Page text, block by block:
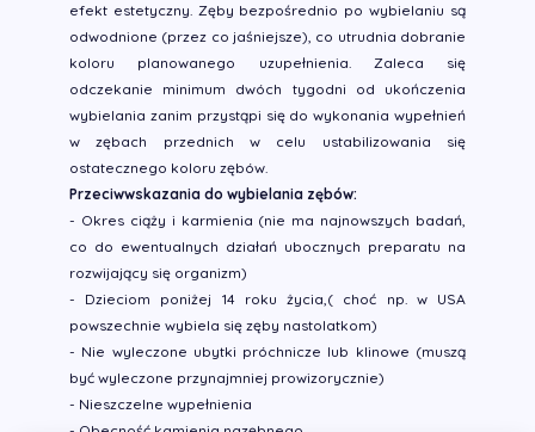
efekt estetyczny. Zęby bezpośrednio po wybielaniu są
odwodnione (przez co jaśniejsze), co utrudnia dobranie
koloru planowanego uzupełnienia. Zaleca się
odczekanie minimum dwóch tygodni od ukończenia
wybielania zanim przystąpi się do wykonania wypełnień
w zębach przednich w celu ustabilizowania się
ostatecznego koloru zębów.
Przeciwwskazania do wybielania zębów:
- Okres ciąży i karmienia (nie ma najnowszych badań,
co do ewentualnych działań ubocznych preparatu na
rozwijający się organizm)
- Dzieciom poniżej 14 roku życia,( choć np. w USA
powszechnie wybiela się zęby nastolatkom)
- Nie wyleczone ubytki próchnicze lub klinowe (muszą
być wyleczone przynajmniej prowizorycznie)
- Nieszczelne wypełnienia